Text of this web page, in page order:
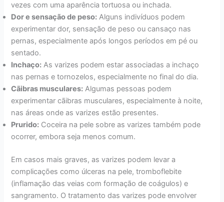
vezes com uma aparência tortuosa ou inchada.
Dor e sensação de peso: Alguns indivíduos podem
experimentar dor, sensação de peso ou cansaço nas
pernas, especialmente após longos períodos em pé ou
sentado.
Inchaço: As varizes podem estar associadas a inchaço
nas pernas e tornozelos, especialmente no final do dia.
Cãibras musculares: Algumas pessoas podem
experimentar cãibras musculares, especialmente à noite,
nas áreas onde as varizes estão presentes.
Prurido: Coceira na pele sobre as varizes também pode
ocorrer, embora seja menos comum.
Em casos mais graves, as varizes podem levar a
complicações como úlceras na pele, tromboflebite
(inflamação das veias com formação de coágulos) e
sangramento. O tratamento das varizes pode envolver